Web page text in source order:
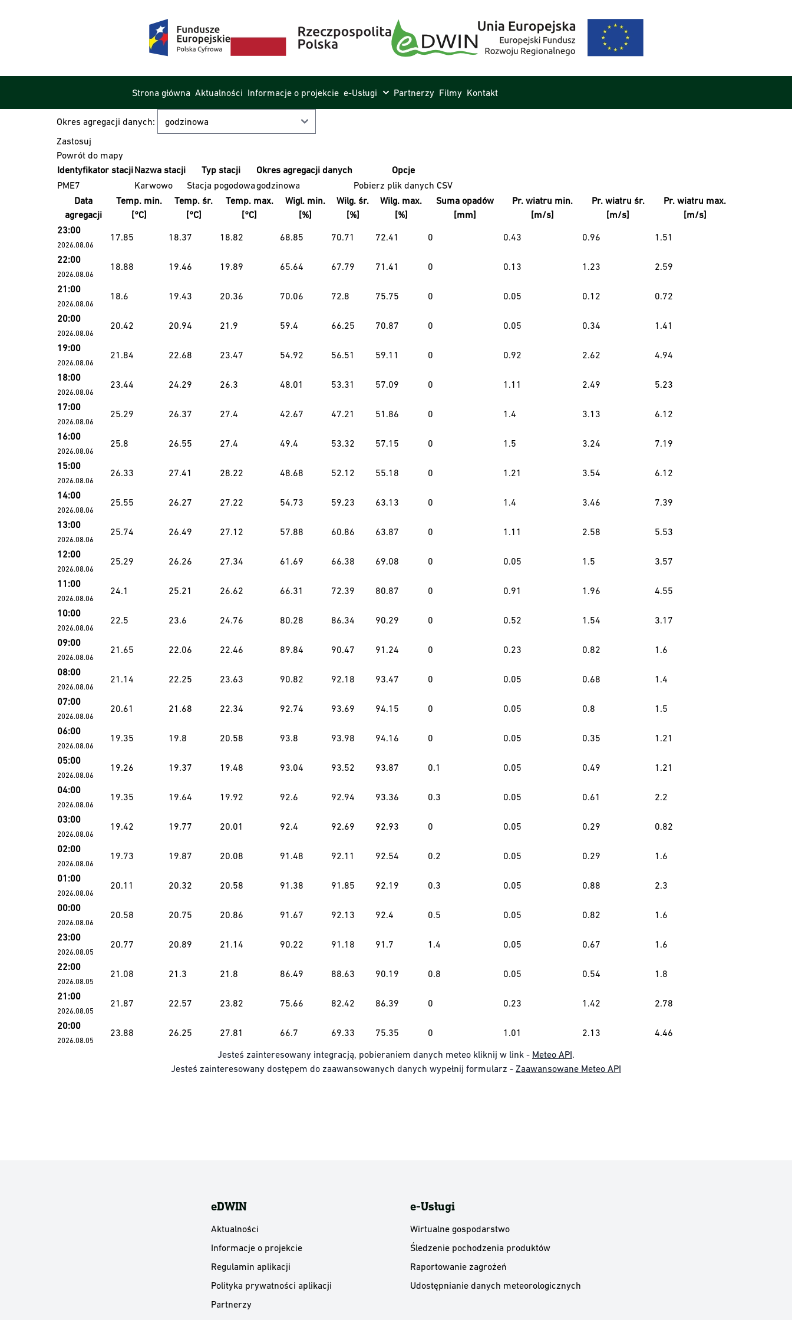
Strona główna Aktualności Informacje o projekcie e-Usługi Partnerzy Filmy Kontakt
Okres agregacji danych:
Powrót do mapy
Identyfikator stacjiNazwa stacji Typ stacji Okres agregacji danych
Opcje
PME7
Karwowo Stacja pogodowagodzinowa
Pobierz plik danych CSV
Data
agregacji
Temp. min.
[°C]
Temp. śr.
[°C]
Temp. max.
[°C]
Wigl. min.
[%]
Wilg. śr.
[%]
Wilg. max.
[%]
Suma opadów
[mm]
Pr. wiatru min.
[m/s]
Pr. wiatru śr.
[m/s]
Pr. wiatru max.
[m/s]
23:00
2026.08.06
17.85 18.37 18.82 68.85 70.71 72.41 0 0.43 0.96 1.51
22:00
2026.08.06
18.88 19.46 19.89 65.64 67.79 71.41 0 0.13 1.23 2.59
21:00
2026.08.06
18.6 19.43 20.36 70.06 72.8 75.75 0 0.05 0.12 0.72
20:00
2026.08.06
20.42 20.94 21.9 59.4 66.25 70.87 0 0.05 0.34 1.41
19:00
2026.08.06
21.84 22.68 23.47 54.92 56.51 59.11 0 0.92 2.62 4.94
18:00
2026.08.06
23.44 24.29 26.3 48.01 53.31 57.09 0 1.11 2.49 5.23
17:00
2026.08.06
25.29 26.37 27.4 42.67 47.21 51.86 0 1.4 3.13 6.12
16:00
2026.08.06
25.8 26.55 27.4 49.4 53.32 57.15 0 1.5 3.24 7.19
15:00
2026.08.06
26.33 27.41 28.22 48.68 52.12 55.18 0 1.21 3.54 6.12
14:00
2026.08.06
25.55 26.27 27.22 54.73 59.23 63.13 0 1.4 3.46 7.39
13:00
2026.08.06
25.74 26.49 27.12 57.88 60.86 63.87 0 1.11 2.58 5.53
12:00
2026.08.06
25.29 26.26 27.34 61.69 66.38 69.08 0 0.05 1.5 3.57
11:00
2026.08.06
24.1 25.21 26.62 66.31 72.39 80.87 0 0.91 1.96 4.55
10:00
2026.08.06
22.5 23.6 24.76 80.28 86.34 90.29 0 0.52 1.54 3.17
09:00
2026.08.06
21.65 22.06 22.46 89.84 90.47 91.24 0 0.23 0.82 1.6
08:00
2026.08.06
21.14 22.25 23.63 90.82 92.18 93.47 0 0.05 0.68 1.4
07:00
2026.08.06
20.61 21.68 22.34 92.74 93.69 94.15 0 0.05 0.8 1.5
06:00
2026.08.06
19.35 19.8 20.58 93.8 93.98 94.16 0 0.05 0.35 1.21
05:00
2026.08.06
19.26 19.37 19.48 93.04 93.52 93.87 0.1 0.05 0.49 1.21
04:00
2026.08.06
19.35 19.64 19.92 92.6 92.94 93.36 0.3 0.05 0.61 2.2
03:00
2026.08.06
19.42 19.77 20.01 92.4 92.69 92.93 0 0.05 0.29 0.82
02:00
2026.08.06
19.73 19.87 20.08 91.48 92.11 92.54 0.2 0.05 0.29 1.6
01:00
2026.08.06
20.11 20.32 20.58 91.38 91.85 92.19 0.3 0.05 0.88 2.3
00:00
2026.08.06
20.58 20.75 20.86 91.67 92.13 92.4 0.5 0.05 0.82 1.6
23:00
2026.08.05
20.77 20.89 21.14 90.22 91.18 91.7 1.4 0.05 0.67 1.6
22:00
2026.08.05
21.08 21.3 21.8 86.49 88.63 90.19 0.8 0.05 0.54 1.8
21:00
2026.08.05
21.87 22.57 23.82 75.66 82.42 86.39 0 0.23 1.42 2.78
20:00
2026.08.05
23.88 26.25 27.81 66.7 69.33 75.35 0 1.01 2.13 4.46
Jesteś zainteresowany integracją, pobieraniem danych meteo kliknij w link - Meteo API.
Jesteś zainteresowany dostępem do zaawansowanych danych wypełnij formularz - Zaawansowane Meteo API
eDWIN
Aktualności
Informacje o projekcie
Regulamin aplikacji
Polityka prywatności aplikacji
Partnerzy
e-Usługi
Wirtualne gospodarstwo
Śledzenie pochodzenia produktów
Raportowanie zagrożeń
Udostępnianie danych meteorologicznych